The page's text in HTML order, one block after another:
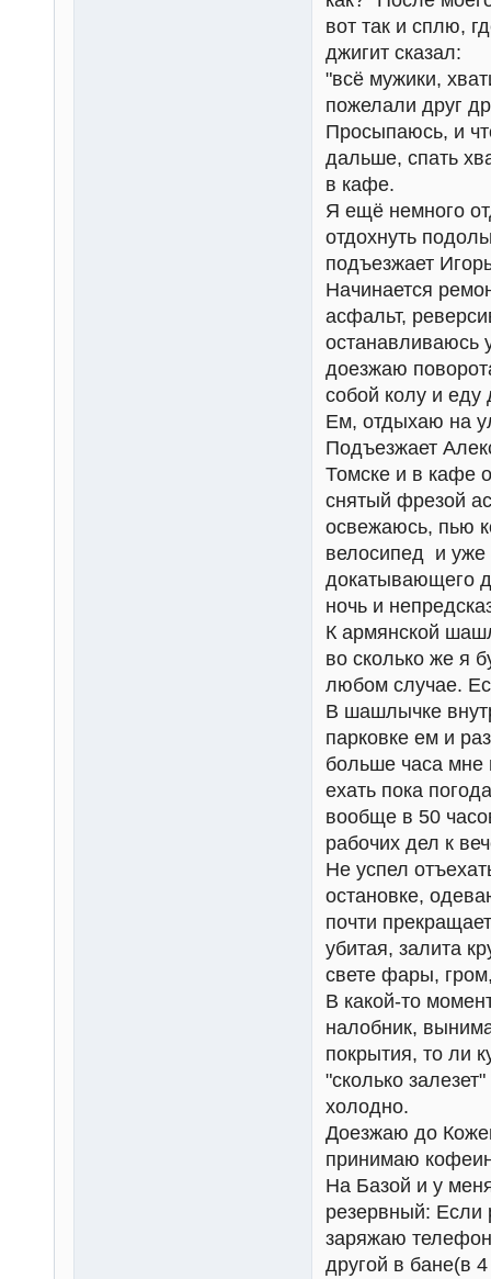
вот так и сплю,
джигит сказал:
"всё мужики,
пожелали друг
Просыпаюсь, и
дальше, спать
в кафе.
Я ещё немного
отдохнуть
подъезжает
Начинается
асфальт,
останавливаюсь
доезжаю
собой колу и еду
Ем, отдыхаю на
Подъезжает
Томске и в кафе
снятый фрезой
освежаюсь, пью
велосипед и уже
докатывающего
ночь и
К армянской
во сколько же я
любом случае.
В шашлычке
парковке ем и
больше часа мне
ехать пока
вообще в 50
рабочих дел к
Не успел
остановке,
почти
убитая, залита
свете фары,
В какой-то
налобник,
покрытия, то ли
"сколько
холодно.
Доезжаю до
принимаю
На Базой и у
резервный: Если
заряжаю
другой в бане(в